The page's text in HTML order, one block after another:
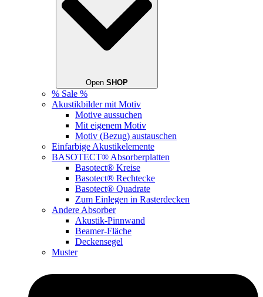
Open SHOP
% Sale %
Akustikbilder mit Motiv
Motive aussuchen
Mit eigenem Motiv
Motiv (Bezug) austauschen
Einfarbige Akustikelemente
BASOTECT® Absorberplatten
Basotect® Kreise
Basotect® Rechtecke
Basotect® Quadrate
Zum Einlegen in Rasterdecken
Andere Absorber
Akustik-Pinnwand
Beamer-Fläche
Deckensegel
Muster